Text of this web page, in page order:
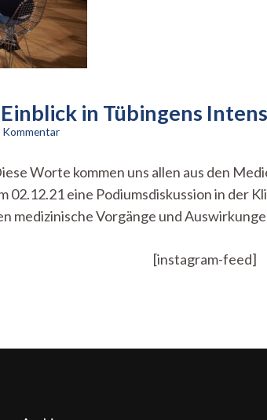
Einblick in Tübingens
Kommentarzu
um
Leben
und
Tod
Worte kommen uns allen aus den
02.12.21 eine Podiumsdiskussion in
medizinische Vorgänge und
[instagram-feed]